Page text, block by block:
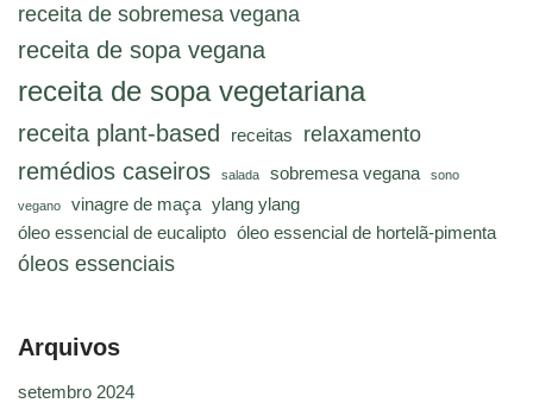
receita de sobremesa vegana
receita de sopa vegana
receita de sopa vegetariana
receita plant-based receitas relaxamento
remédios caseiros salada sobremesa vegana sono
vegano vinagre de maça ylang ylang
óleo essencial de eucalipto óleo essencial de hortelã-pimenta
óleos essenciais
Arquivos
setembro 2024